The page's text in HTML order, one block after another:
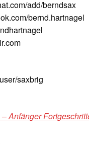
add/berndsax
bernd.hartnagel
saxbrig
Anfänger